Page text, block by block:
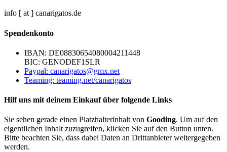
info [ at ] canarigatos.de
Spendenkonto
IBAN: DE08830654080004211448
BIC: GENODEF1SLR
Paypal: canarigatos@gmx.net
Teaming: teaming.net/canarigatos
Hilf uns mit deinem Einkauf über folgende Links
Sie sehen gerade einen Platzhalterinhalt von Gooding. Um auf den
eigentlichen Inhalt zuzugreifen, klicken Sie auf den Button unten.
Bitte beachten Sie, dass dabei Daten an Drittanbieter weitergegeben
werden.